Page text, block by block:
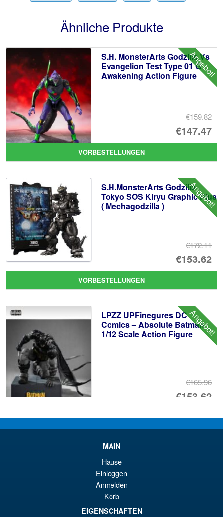
Ähnliche Produkte
Angebot!
S.H. MonsterArts Godzilla Vs
Evangelion Test Type 01 G
Awakening Action Figure
€159.82
€147.47
VORBESTELLUNGEN
Angebot!
S.H.MonsterArts Godzilla
Tokyo SOS Kiryu Graphic Plus
( Mechagodzilla )
€172.11
€153.62
VORBESTELLUNGEN
Angebot!
LPZZ UPFinegures DC
Comics – Absolute Batman
1/12 Scale Action Figure
€165.96
€153.62
VORBESTELLUNGEN
S.H.Figuarts Dragon Ball Z
Frieza Fourth Form Action
Figure ( New Sculpt )
MAIN
Hause
Einloggen
Anmelden
Korb
EIGENSCHAFTEN